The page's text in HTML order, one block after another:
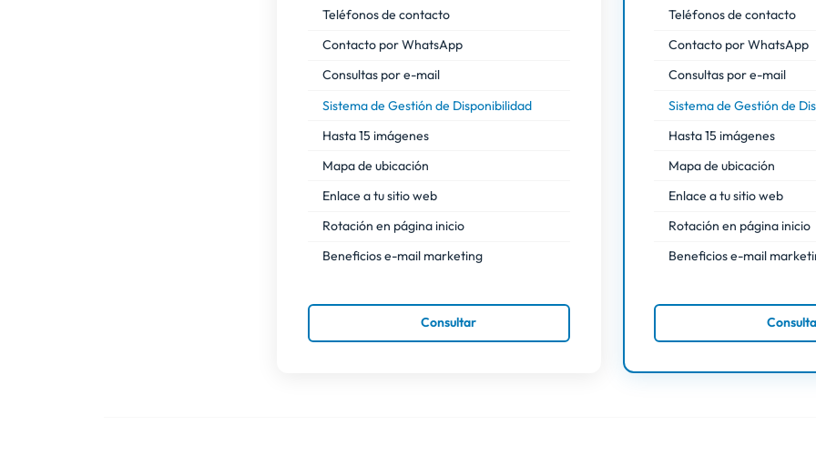
Teléfonos de contacto
Contacto por WhatsApp
Consultas por e-mail
Sistema de Gestión de Disponibilidad
Hasta 15 imágenes
Mapa de ubicación
Enlace a tu sitio web
Rotación en página inicio
Beneficios e-mail marketing
Consultar
Teléfonos de contacto
Contacto por WhatsApp
Consultas por e-mail
Sistema de Gestión de
Hasta 15 imágenes
Mapa de ubicación
Enlace a tu sitio web
Rotación en página inicio
Beneficios e-mail